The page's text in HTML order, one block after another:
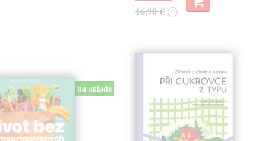
16,90 € ?
na sklade